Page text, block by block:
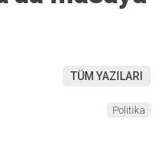
TÜM YAZILARI
Politika